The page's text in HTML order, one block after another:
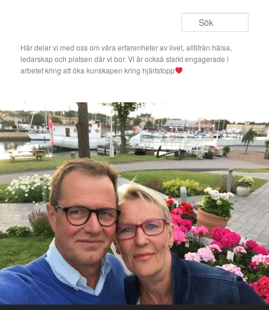
innehåll
innehållHär delar vi med oss om våra erfarenheter av livet, alltifrån hälsa,
ledarskap och platsen där vi bor. Vi är också starkt engagerade i
arbetet kring att öka kunskapen kring hjärtstopp